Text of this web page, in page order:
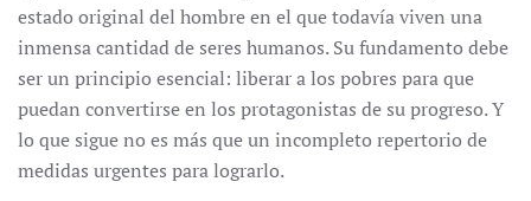
estado original del hombre en el que todavía viven una
inmensa cantidad de seres humanos. Su fundamento debe
ser un principio esencial: liberar a los pobres para que
puedan convertirse en los protagonistas de su progreso. Y
lo que sigue no es más que un incompleto repertorio de
medidas urgentes para lograrlo.